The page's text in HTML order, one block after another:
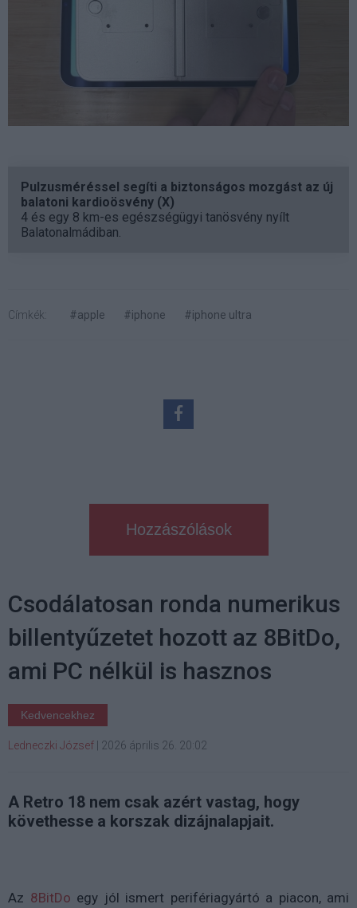
Pulzusméréssel segíti a biztonságos mozgást az új
balatoni kardioösvény (X)
4 és egy 8 km-es egészségügyi tanösvény nyílt
Balatonalmádiban.
Címkék: #apple #iphone #iphone ultra
Hozzászólások
Csodálatosan ronda numerikus
billentyűzetet hozott az 8BitDo,
ami PC nélkül is hasznos
Kedvencekhez
Ledneczki József 2026 április 26. 20:02
A Retro 18 nem csak azért vastag, hogy
követhesse a korszak dizájnalapjait.
Az 8BitDo egy jól ismert perifériagyártó a piacon, ami